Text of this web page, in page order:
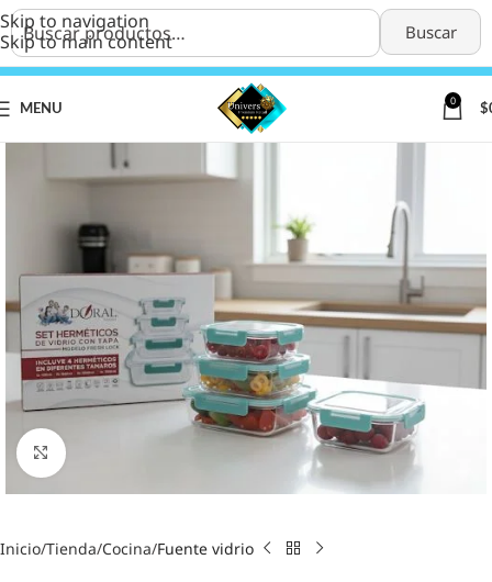
Buscar
Skip to navigation
Skip to main content
MENU
0
$
Click to enlarge
Inicio Tienda Cocina Fuente vidrio